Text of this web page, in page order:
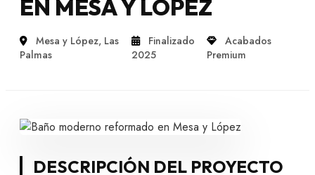
EN MESA Y LÓPEZ
Mesa y López, Las
Palmas
Finalizado
2025
Acabados
Premium
DESCRIPCIÓN DEL PROYECTO